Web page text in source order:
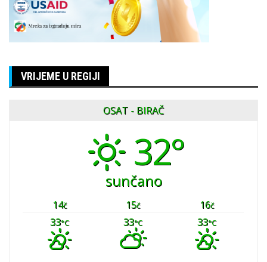
VRIJEME U REGIJI
OSAT - BIRAČ
32°
sunčano
14č 15č 16č
33°C 33°C 33°C